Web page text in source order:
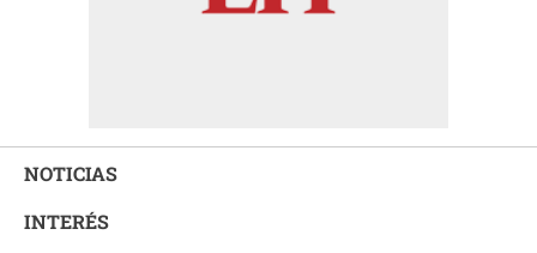
NOTICIAS
INTERÉS